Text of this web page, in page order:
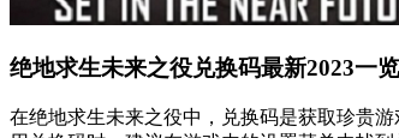
绝地求生未来之役兑换码最新2023一览
在绝地求生未来之役中，兑换码是获取珍贵